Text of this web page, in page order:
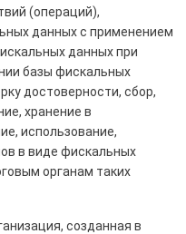
(операций),
данных с применением
данных при
базы фискальных
достоверности, сбор,
хранение в
использование,
в виде фискальных
органам таких
созданная в